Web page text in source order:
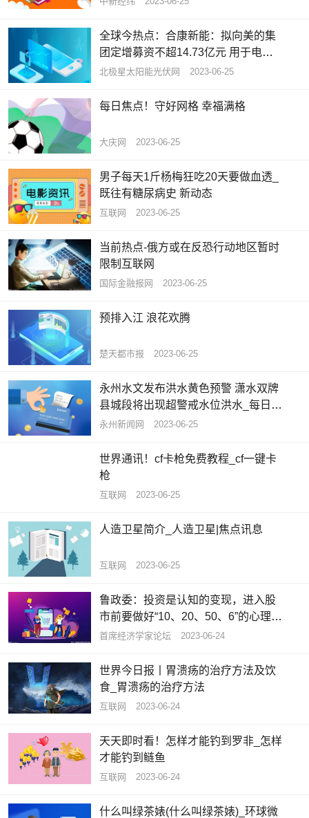
全球今热点：合康新能：拟向美的集
团定增募资不超14.73亿元 用于电气
设备、光伏等项目建设
北极星太阳能光伏网 2023-06-25
每日焦点！守好网格 幸福满格
大庆网 2023-06-25
男子每天1斤杨梅狂吃20天要做血透_
既往有糖尿病史 新动态
互联网 2023-06-25
当前热点-俄方或在反恐行动地区暂时
限制互联网
国际金融报网 2023-06-25
预排入江 浪花欢腾
楚天都市报 2023-06-25
永州水文发布洪水黄色预警 潇水双牌
县城段将出现超警戒水位洪水_每日播
报
永州新闻网 2023-06-25
世界通讯！cf卡枪免费教程_cf一键卡
枪
互联网 2023-06-25
人造卫星简介_人造卫星|焦点讯息
互联网 2023-06-25
鲁政委：投资是认知的变现，进入股
市前要做好“10、20、50、6”的心理建
设
首席经济学家论坛 2023-06-24
世界今日报丨胃溃疡的治疗方法及饮
食_胃溃疡的治疗方法
互联网 2023-06-24
天天即时看！怎样才能钓到罗非_怎样
才能钓到鲢鱼
互联网 2023-06-24
什么叫绿茶婊(什么叫绿茶婊)_环球微